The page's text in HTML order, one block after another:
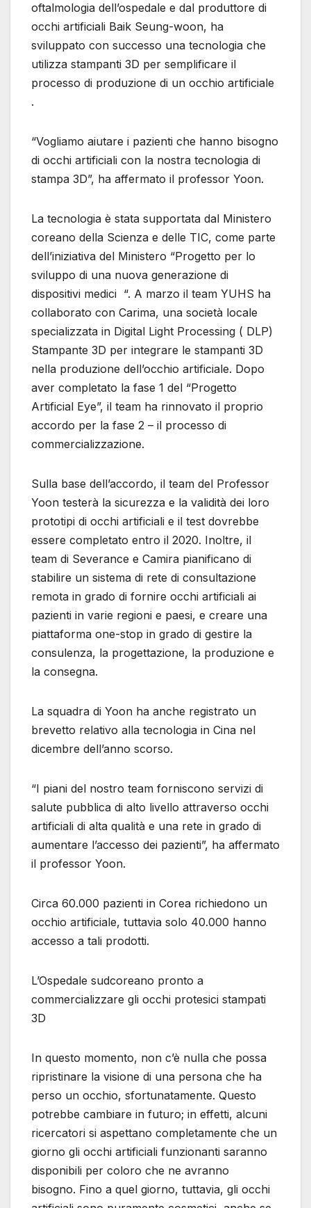
oftalmologia dell’ospedale e dal produttore di
occhi artificiali Baik Seung-woon, ha
sviluppato con successo una tecnologia che
utilizza stampanti 3D per semplificare il
processo di produzione di un occhio artificiale
.
“Vogliamo aiutare i pazienti che hanno bisogno
di occhi artificiali con la nostra tecnologia di
stampa 3D”, ha affermato il professor Yoon.
La tecnologia è stata supportata dal Ministero
coreano della Scienza e delle TIC, come parte
dell’iniziativa del Ministero “Progetto per lo
sviluppo di una nuova generazione di
dispositivi medici “. A marzo il team YUHS ha
collaborato con Carima, una società locale
specializzata in Digital Light Processing ( DLP)
Stampante 3D per integrare le stampanti 3D
nella produzione dell’occhio artificiale. Dopo
aver completato la fase 1 del “Progetto
Artificial Eye”, il team ha rinnovato il proprio
accordo per la fase 2 – il processo di
commercializzazione.
Sulla base dell’accordo, il team del Professor
Yoon testerà la sicurezza e la validità dei loro
prototipi di occhi artificiali e il test dovrebbe
essere completato entro il 2020. Inoltre, il
team di Severance e Camira pianificano di
stabilire un sistema di rete di consultazione
remota in grado di fornire occhi artificiali ai
pazienti in varie regioni e paesi, e creare una
piattaforma one-stop in grado di gestire la
consulenza, la progettazione, la produzione e
la consegna.
La squadra di Yoon ha anche registrato un
brevetto relativo alla tecnologia in Cina nel
dicembre dell’anno scorso.
“I piani del nostro team forniscono servizi di
salute pubblica di alto livello attraverso occhi
artificiali di alta qualità e una rete in grado di
aumentare l’accesso dei pazienti”, ha affermato
il professor Yoon.
Circa 60.000 pazienti in Corea richiedono un
occhio artificiale, tuttavia solo 40.000 hanno
accesso a tali prodotti.
L’Ospedale sudcoreano pronto a
commercializzare gli occhi protesici stampati
3D
In questo momento, non c’è nulla che possa
ripristinare la visione di una persona che ha
perso un occhio, sfortunatamente. Questo
potrebbe cambiare in futuro; in effetti, alcuni
ricercatori si aspettano completamente che un
giorno gli occhi artificiali funzionanti saranno
disponibili per coloro che ne avranno
bisogno. Fino a quel giorno, tuttavia, gli occhi